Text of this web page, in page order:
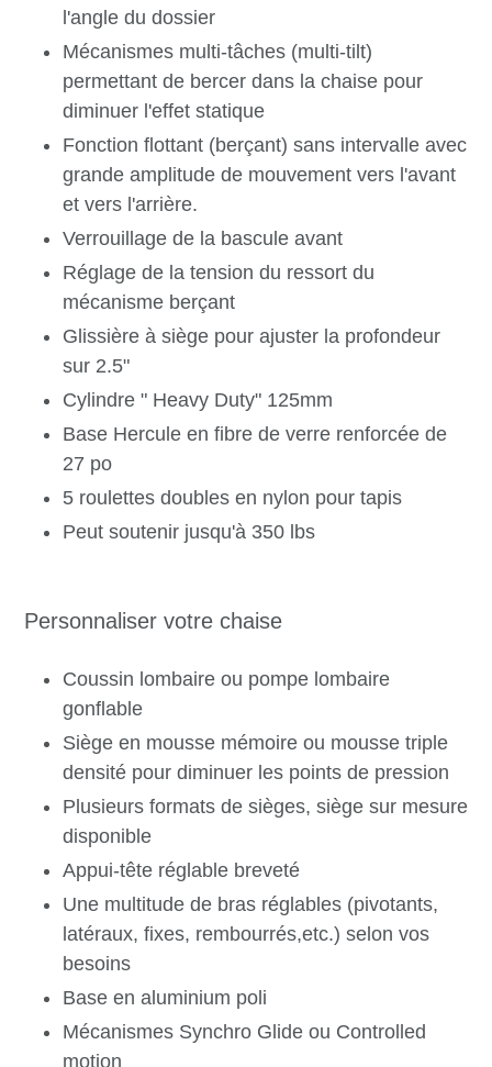
l'angle du dossier
Mécanismes multi-tâches (multi-tilt)
permettant de bercer dans la chaise pour
diminuer l'effet statique
Fonction flottant (berçant) sans intervalle avec
grande amplitude de mouvement vers l'avant
et vers l'arrière.
Verrouillage de la bascule avant
Réglage de la tension du ressort du
mécanisme berçant
Glissière à siège pour ajuster la profondeur
sur 2.5"
Cylindre " Heavy Duty" 125mm
Base Hercule en fibre de verre renforcée de
27 po
5 roulettes doubles en nylon pour tapis
Peut soutenir jusqu'à 350 lbs
Personnaliser votre chaise
Coussin lombaire ou pompe lombaire
gonflable
Siège en mousse mémoire ou mousse triple
densité pour diminuer les points de pression
Plusieurs formats de sièges, siège sur mesure
disponible
Appui-tête réglable breveté
Une multitude de bras réglables (pivotants,
latéraux, fixes, rembourrés,etc.) selon vos
besoins
Base en aluminium poli
Mécanismes Synchro Glide ou Controlled
motion